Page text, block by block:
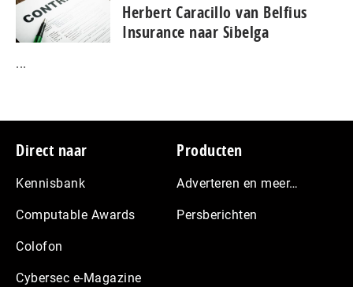
Herbert Caracillo van Belfius
Insurance naar Sibelga
...
Footer
Direct naar
Kennisbank
Computable Awards
Colofon
Cybersec e-Magazine
Producten
Adverteren en meer…
Persberichten